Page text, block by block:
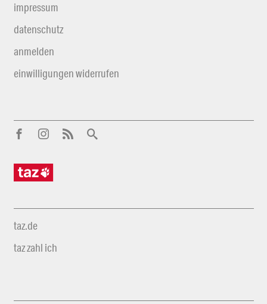
impressum
datenschutz
anmelden
einwilligungen widerrufen
taz.de
taz zahl ich